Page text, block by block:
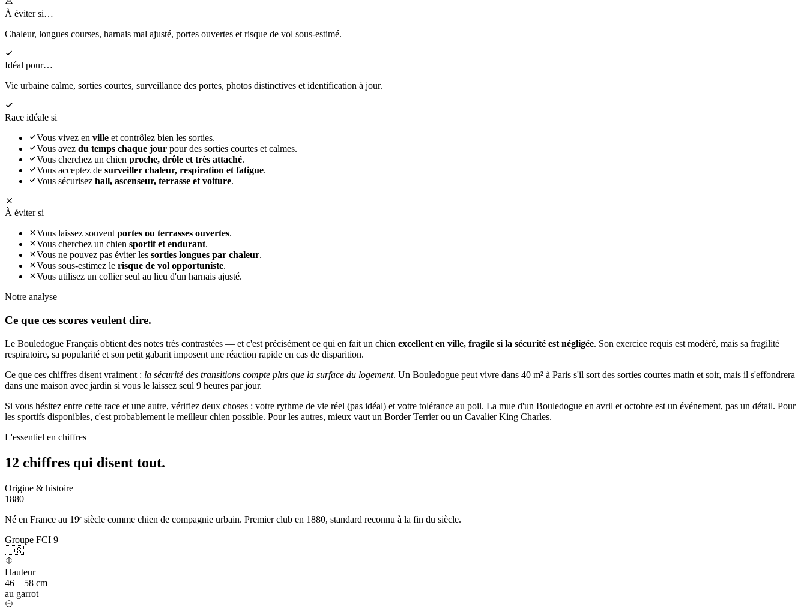
À éviter si…
Chaleur, longues courses, harnais mal ajusté, portes ouvertes et risque de vol sous-estimé.
Idéal pour…
Vie urbaine calme, sorties courtes, surveillance des portes, photos distinctives et identification à jour.
Race idéale si
Vous vivez en ville et contrôlez bien les sorties.
Vous avez du temps chaque jour pour des sorties courtes et calmes.
Vous cherchez un chien proche, drôle et très attaché.
Vous acceptez de surveiller chaleur, respiration et fatigue.
Vous sécurisez hall, ascenseur, terrasse et voiture.
À éviter si
Vous laissez souventportes ou terrasses ouvertes.
Vous cherchez un chien sportif et endurant.
Vous ne pouvez pas éviter les sorties longues par chaleur.
Vous sous-estimez le risque de vol opportuniste.
Vous utilisez un collier seul au lieu d'un harnais ajusté.
Notre analyse
Ce que ces scores veulent dire.
Le Bouledogue Français obtient des notes très contrastées — et c'est précisément ce qui en fait un chien excellent en ville, fragile si la sécurité est négligée. Son exercice requis est modéré, mais sa fragilité
respiratoire, sa popularité et son petit gabarit imposent une réaction rapide en cas de disparition.
Ce que ces chiffres disent vraiment : la sécurité des transitions compte plus que la surface du logement. Un Bouledogue peut vivre dans 40 m² à Paris s'il sort des sorties courtes matin et soir, mais il s'effondrera
dans une maison avec jardin si vous le laissez seul 9 heures par jour.
Si vous hésitez entre cette race et une autre, vérifiez deux choses : votre rythme de vie réel (pas idéal) et votre tolérance au poil. La mue d'un Bouledogue en avril et octobre est un événement, pas un détail. Pour
les sportifs disponibles, c'est probablement le meilleur chien possible. Pour les autres, mieux vaut un Border Terrier ou un Cavalier King Charles.
L'essentiel en chiffres
12 chiffres qui disent tout.
Origine & histoire
1880
Né en France au 19ᵉ siècle comme chien de compagnie urbain. Premier club en 1880, standard reconnu à la fin du siècle.
Groupe FCI 9
🇺🇸
Hauteur
46 – 58 cm
au garrot